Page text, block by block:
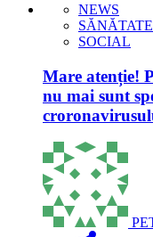
NEWS
SĂNĂTATE
SOCIAL
Mare atenție!
nu mai sunt